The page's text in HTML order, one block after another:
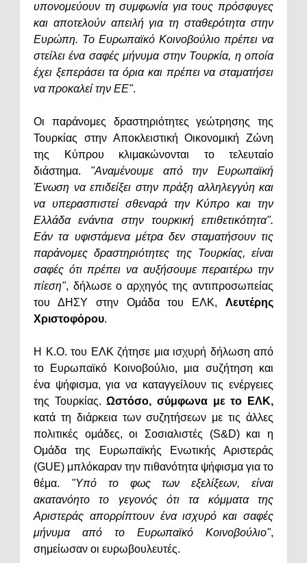
υπονομεύουν τη συμφωνία για τους πρόσφυγες
και αποτελούν απειλή για τη σταθερότητα στην
Ευρώπη. Το Ευρωπαϊκό Κοινοβούλιο πρέπει να
στείλει ένα σαφές μήνυμα στην Τουρκία, η οποία
έχει ξεπεράσει τα όρια και πρέπει να σταματήσει
να προκαλεί την ΕΕ".
Οι παράνομες δραστηριότητες γεώτρησης της
Τουρκίας στην Αποκλειστική Οικονομική Ζώνη
της Κύπρου κλιμακώνονται το τελευταίο
διάστημα. "Αναμένουμε από την Ευρωπαϊκή
Ένωση να επιδείξει στην πράξη αλληλεγγύη και
να υπερασπιστεί σθεναρά την Κύπρο και την
Ελλάδα ενάντια στην τουρκική επιθετικότητα".
Εάν τα υφιστάμενα μέτρα δεν σταματήσουν τις
παράνομες δραστηριότητες της Τουρκίας, είναι
σαφές ότι πρέπει να αυξήσουμε περαιτέρω την
πίεση", δήλωσε ο αρχηγός της αντιπροσωπείας
του ΔΗΣΥ στην Ομάδα του ΕΛΚ, Λευτέρης
Χριστοφόρου.
Η Κ.Ο. του ΕΛΚ ζήτησε μια ισχυρή δήλωση από
το Ευρωπαϊκό Κοινοβούλιο, μια συζήτηση και
ένα ψήφισμα, για να καταγγείλουν τις ενέργειες
της Τουρκίας.Ωστόσο, σύμφωνα με το ΕΛΚ,
κατά τη διάρκεια των συζητήσεων με τις άλλες
πολιτικές ομάδες, οι Σοσιαλιστές (S&D) και η
Ομάδα της Ευρωπαϊκής Ενωτικής Αριστεράς
(GUE) μπλόκαραν την πιθανότητα ψήφισμα για το
θέμα. "Υπό το φως των εξελίξεων, είναι
ακατανόητο το γεγονός ότι τα κόμματα της
Αριστεράς απορρίπτουν ένα ισχυρό και σαφές
μήνυμα από το Ευρωπαϊκό Κοινοβούλιο",
σημείωσαν οι ευρωβουλευτές.